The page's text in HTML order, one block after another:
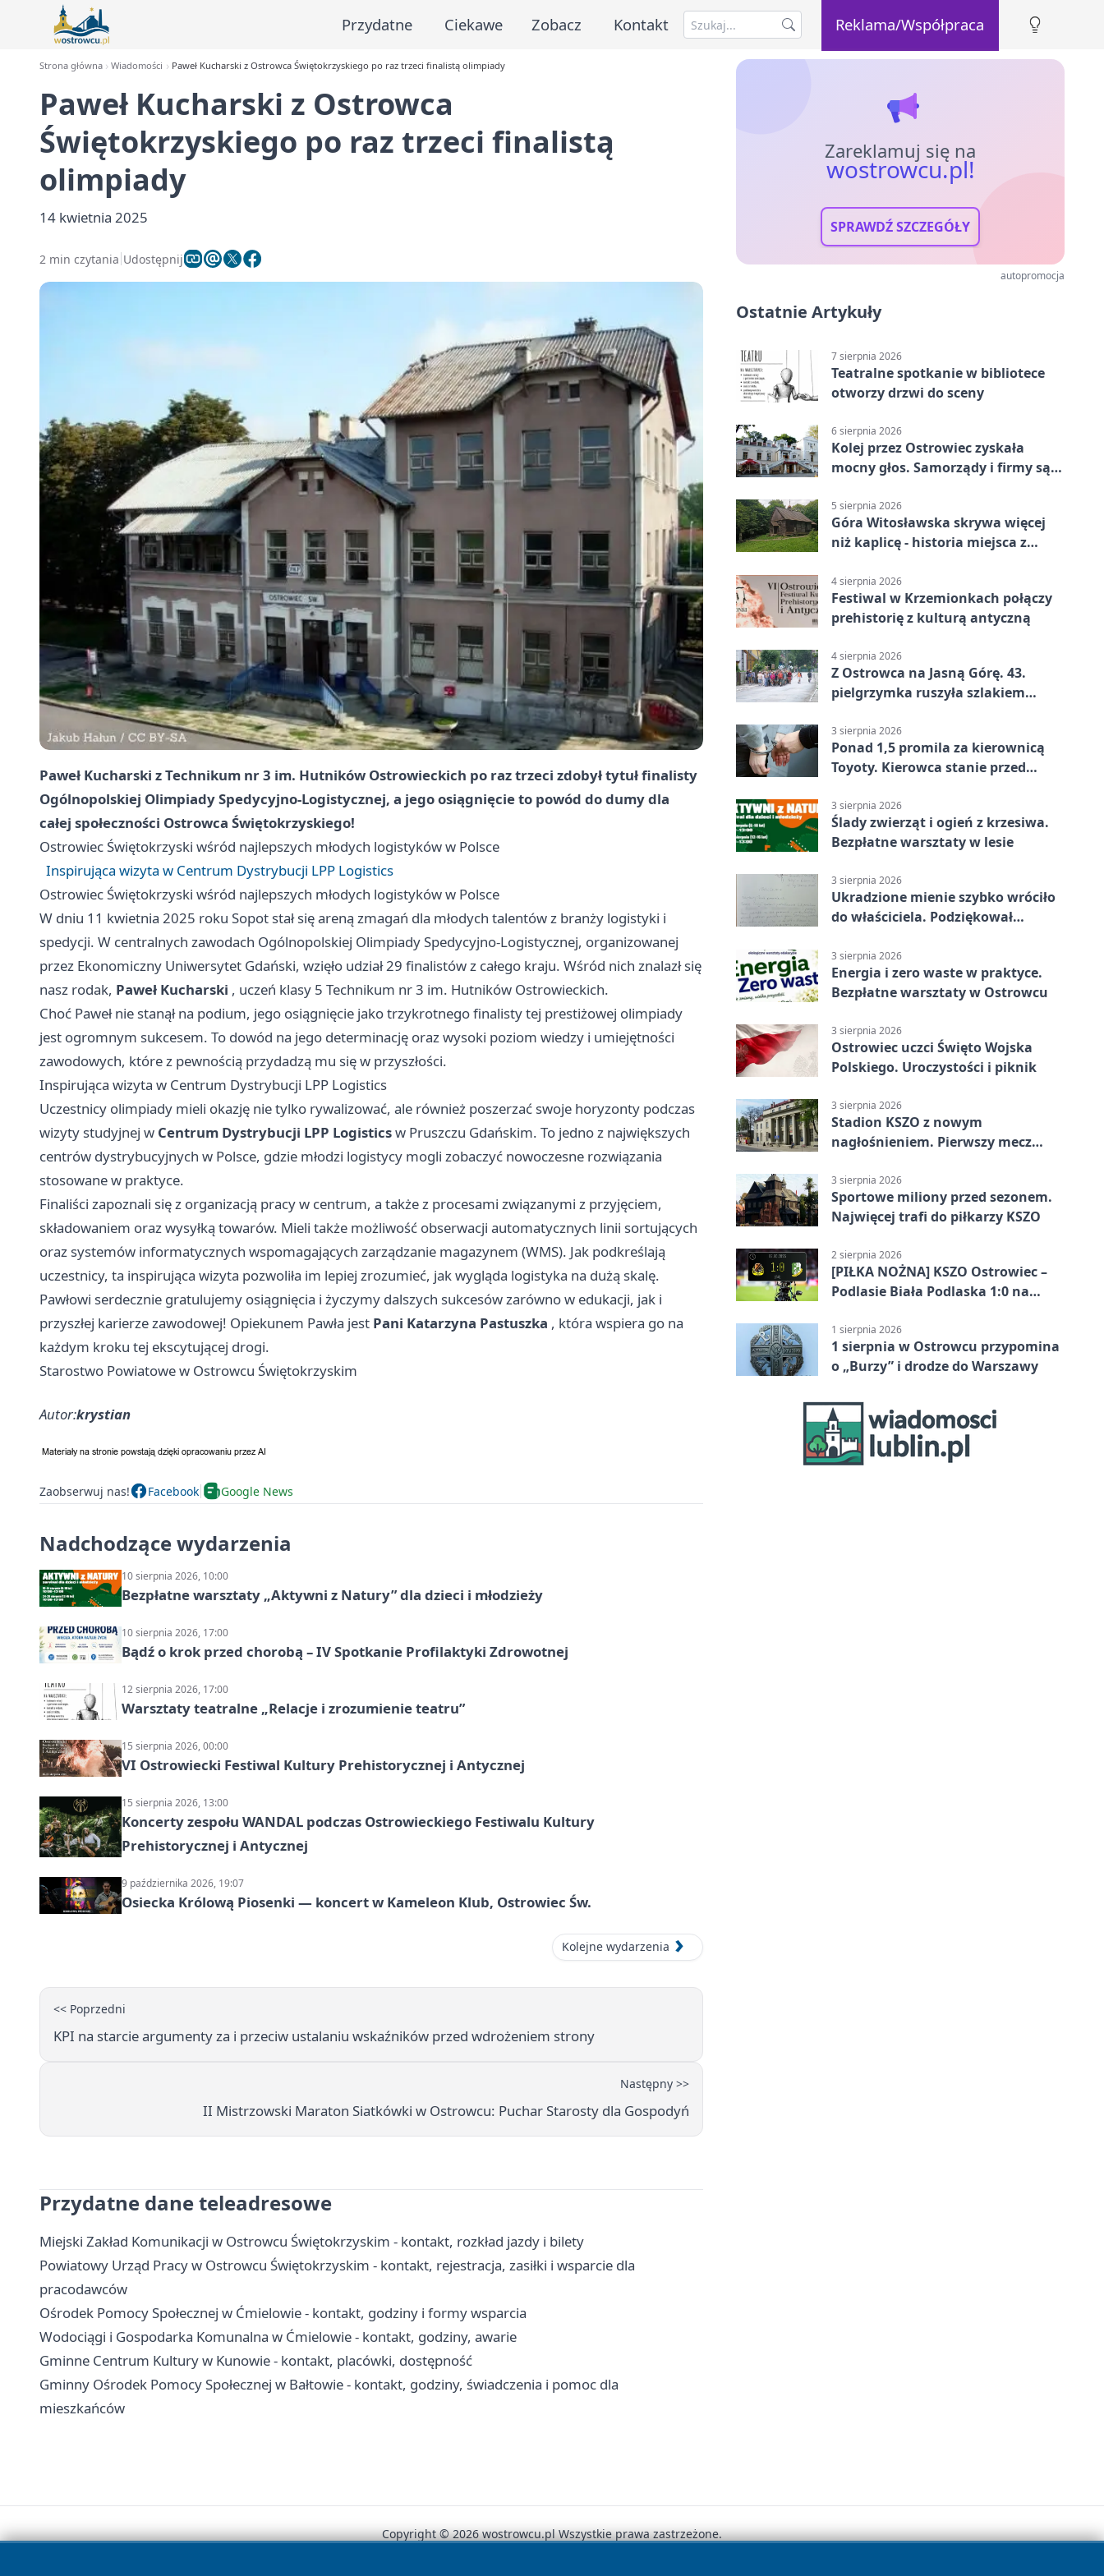
Przydatne Ciekawe Zobacz Kontakt Reklama/Współpraca
Strona główna Wiadomości Paweł Kucharski z Ostrowca Świętokrzyskiego po raz trzeci finalistą olimpiady
Paweł Kucharski z Ostrowca
Świętokrzyskiego po raz trzeci finalistą
olimpiady
14 kwietnia 2025
2 min czytania Udostępnij
Paweł Kucharski z Technikum nr 3 im. Hutników Ostrowieckich po raz trzeci zdobył tytuł finalisty
Ogólnopolskiej Olimpiady Spedycyjno-Logistycznej, a jego osiągnięcie to powód do dumy dla
całej społeczności Ostrowca Świętokrzyskiego!
Ostrowiec Świętokrzyski wśród najlepszych młodych logistyków w Polsce
Inspirująca wizyta w Centrum Dystrybucji LPP Logistics
Ostrowiec Świętokrzyski wśród najlepszych młodych logistyków w Polsce
W dniu 11 kwietnia 2025 roku Sopot stał się areną zmagań dla młodych talentów z branży logistyki i
spedycji. W centralnych zawodach Ogólnopolskiej Olimpiady Spedycyjno-Logistycznej, organizowanej
przez Ekonomiczny Uniwersytet Gdański, wzięło udział 29 finalistów z całego kraju. Wśród nich znalazł się
nasz rodak, Paweł Kucharski , uczeń klasy 5 Technikum nr 3 im. Hutników Ostrowieckich.
Choć Paweł nie stanął na podium, jego osiągnięcie jako trzykrotnego finalisty tej prestiżowej olimpiady
jest ogromnym sukcesem. To dowód na jego determinację oraz wysoki poziom wiedzy i umiejętności
zawodowych, które z pewnością przydadzą mu się w przyszłości.
Inspirująca wizyta w Centrum Dystrybucji LPP Logistics
Uczestnicy olimpiady mieli okazję nie tylko rywalizować, ale również poszerzać swoje horyzonty podczas
wizyty studyjnej w Centrum Dystrybucji LPP Logisticsw Pruszczu Gdańskim. To jedno z największych
centrów dystrybucyjnych w Polsce, gdzie młodzi logistycy mogli zobaczyć nowoczesne rozwiązania
stosowane w praktyce.
Finaliści zapoznali się z organizacją pracy w centrum, a także z procesami związanymi z przyjęciem,
składowaniem oraz wysyłką towarów. Mieli także możliwość obserwacji automatycznych linii sortujących
oraz systemów informatycznych wspomagających zarządzanie magazynem (WMS). Jak podkreślają
uczestnicy, ta inspirująca wizyta pozwoliła im lepiej zrozumieć, jak wygląda logistyka na dużą skalę.
Pawłowi serdecznie gratulujemy osiągnięcia i życzymy dalszych sukcesów zarówno w edukacji, jak i
przyszłej karierze zawodowej! Opiekunem Pawła jest Pani Katarzyna Pastuszka , która wspiera go na
każdym kroku tej ekscytującej drogi.
Starostwo Powiatowe w Ostrowcu Świętokrzyskim
Autor:krystian
Zaobserwuj nas! Facebook Google News
Nadchodzące wydarzenia
10 sierpnia 2026, 10:00
Bezpłatne warsztaty „Aktywni z Natury” dla dzieci i młodzieży
10 sierpnia 2026, 17:00
Bądź o krok przed chorobą – IV Spotkanie Profilaktyki Zdrowotnej
12 sierpnia 2026, 17:00
Warsztaty teatralne „Relacje i zrozumienie teatru”
15 sierpnia 2026, 00:00
VI Ostrowiecki Festiwal Kultury Prehistorycznej i Antycznej
15 sierpnia 2026, 13:00
Koncerty zespołu WANDAL podczas Ostrowieckiego Festiwalu Kultury
Prehistorycznej i Antycznej
9 października 2026, 19:07
Osiecka Królową Piosenki — koncert w Kameleon Klub, Ostrowiec Św.
Kolejne wydarzenia
<< Poprzedni
KPI na starcie argumenty za i przeciw ustalaniu wskaźników przed wdrożeniem strony
Następny >>
II Mistrzowski Maraton Siatkówki w Ostrowcu: Puchar Starosty dla Gospodyń
Przydatne dane teleadresowe
Miejski Zakład Komunikacji w Ostrowcu Świętokrzyskim - kontakt, rozkład jazdy i bilety
Powiatowy Urząd Pracy w Ostrowcu Świętokrzyskim - kontakt, rejestracja, zasiłki i wsparcie dla
pracodawców
Ośrodek Pomocy Społecznej w Ćmielowie - kontakt, godziny i formy wsparcia
Wodociągi i Gospodarka Komunalna w Ćmielowie - kontakt, godziny, awarie
Gminne Centrum Kultury w Kunowie - kontakt, placówki, dostępność
Gminny Ośrodek Pomocy Społecznej w Bałtowie - kontakt, godziny, świadczenia i pomoc dla
mieszkańców
Zareklamuj się na
wostrowcu.pl!
SPRAWDŹ SZCZEGÓŁY
autopromocja
Ostatnie Artykuły
7 sierpnia 2026
Teatralne spotkanie w bibliotece
otworzy drzwi do sceny
6 sierpnia 2026
Kolej przez Ostrowiec zyskała
mocny głos. Samorządy i firmy są
5 sierpnia 2026
Góra Witosławska skrywa więcej
niż kaplicę - historia miejsca z
4 sierpnia 2026
Festiwal w Krzemionkach połączy
prehistorię z kulturą antyczną
4 sierpnia 2026
Z Ostrowca na Jasną Górę. 43.
pielgrzymka ruszyła szlakiem
3 sierpnia 2026
Ponad 1,5 promila za kierownicą
Toyoty. Kierowca stanie przed
3 sierpnia 2026
Ślady zwierząt i ogień z krzesiwa.
Bezpłatne warsztaty w lesie
3 sierpnia 2026
Ukradzione mienie szybko wróciło
do właściciela. Podziękował
3 sierpnia 2026
Energia i zero waste w praktyce.
Bezpłatne warsztaty w Ostrowcu
3 sierpnia 2026
Ostrowiec uczci Święto Wojska
Polskiego. Uroczystości i piknik
3 sierpnia 2026
Stadion KSZO z nowym
nagłośnieniem. Pierwszy mecz
3 sierpnia 2026
Sportowe miliony przed sezonem.
Najwięcej trafi do piłkarzy KSZO
2 sierpnia 2026
[PIŁKA NOŻNA] KSZO Ostrowiec –
Podlasie Biała Podlaska 1:0 na
(Grupa IV)
1 sierpnia 2026
1 sierpnia w Ostrowcu przypomina
o „Burzy” i drodze do Warszawy
Copyright © 2026 wostrowcu.pl Wszystkie prawa zastrzeżone.